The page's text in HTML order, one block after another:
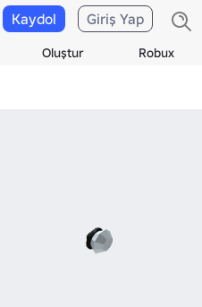
Oluştur Robux
Kaydol Giriş Yap